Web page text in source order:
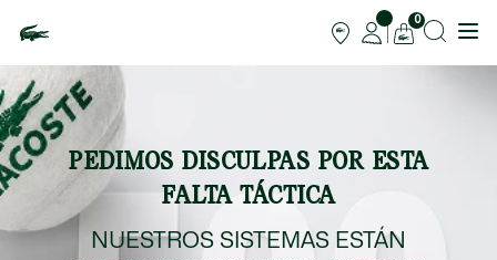
0
PEDIMOS DISCULPAS POR ESTA
FALTA TÁCTICA
NUESTROS SISTEMAS ESTÁN